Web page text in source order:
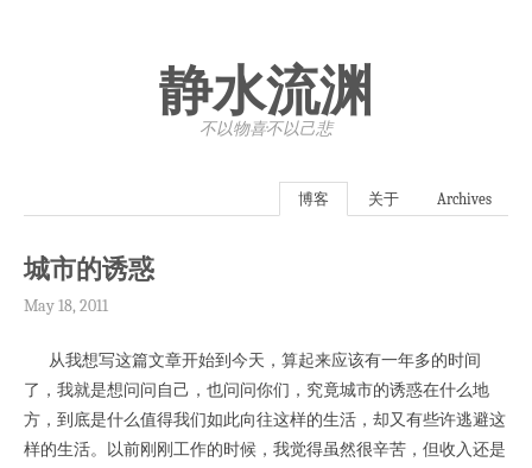
静水流渊
不以物喜·不以己悲
博客 关于 Archives
城市的诱惑
May 18, 2011
从我想写这篇文章开始到今天，算起来应该有一年多的时间
了，我就是想问问自己，也问问你们，究竟城市的诱惑在什么地
方，到底是什么值得我们如此向往这样的生活，却又有些许逃避这
样的生活。以前刚刚工作的时候，我觉得虽然很辛苦，但收入还是